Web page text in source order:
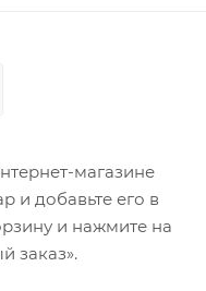
магазине
и добавьте его в
и нажмите на
заказ».